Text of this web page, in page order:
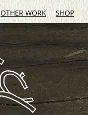
OTHER WORK SHOP